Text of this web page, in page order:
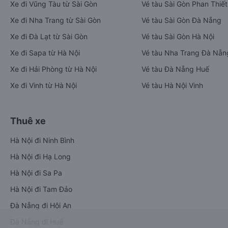
Xe đi Vũng Tàu từ Sài Gòn
Xe đi Nha Trang từ Sài Gòn
Xe đi Đà Lạt từ Sài Gòn
Xe đi Sapa từ Hà Nội
Xe đi Hải Phòng từ Hà Nội
Xe đi Vinh từ Hà Nội
Vé tàu Sài Gòn Phan Thiết
Vé tàu Sài Gòn Đà Nẵng
Vé tàu Sài Gòn Hà Nội
Vé tàu Nha Trang Đà
Vé tàu Đà Nẵng Huế
Vé tàu Hà Nội Vinh
Thuê xe
Hà Nội đi Ninh Bình
Hà Nội đi Hạ Long
Hà Nội đi Sa Pa
Hà Nội đi Tam Đảo
Đà Nẵng đi Hội An